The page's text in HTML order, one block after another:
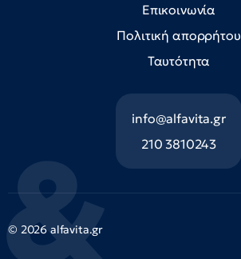
Επικοινωνία
Πολιτική απορρήτου
Ταυτότητα
info@alfavita.gr
210 3810243
© 2026 alfavita.gr